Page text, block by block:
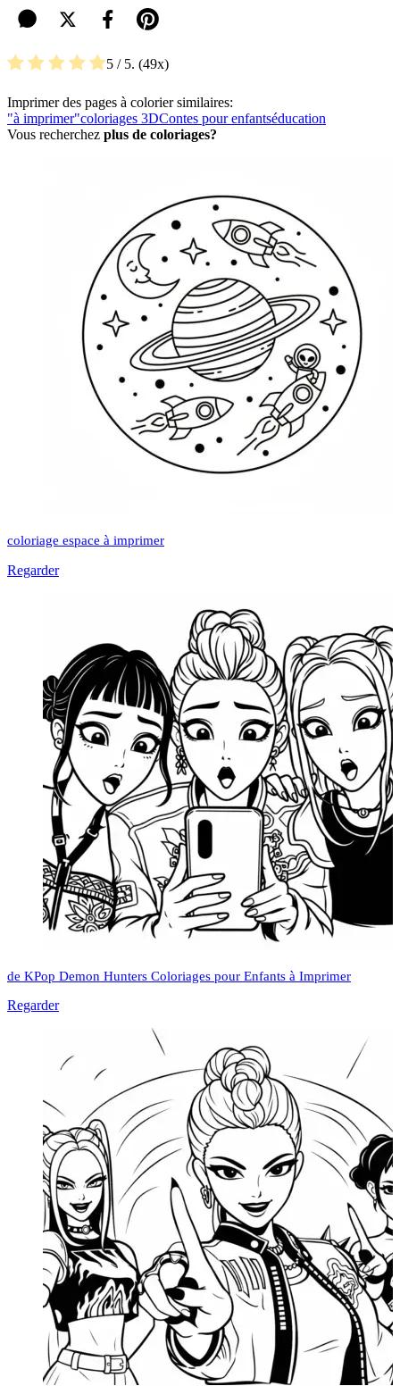
5 / 5. 49
Imprimer des pages à colorier similaires:
"à imprimer"coloriages 3DContes pour enfantséducation
Vous recherchez plus de coloriages?
coloriage espace à imprimer
Regarder
de KPop Demon Hunters Coloriages pour Enfants à Imprimer
Regarder